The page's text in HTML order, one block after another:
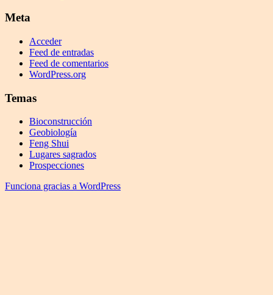
Meta
Acceder
Feed de entradas
Feed de comentarios
WordPress.org
Temas
Bioconstrucción
Geobiología
Feng Shui
Lugares sagrados
Prospecciones
Funciona gracias a WordPress